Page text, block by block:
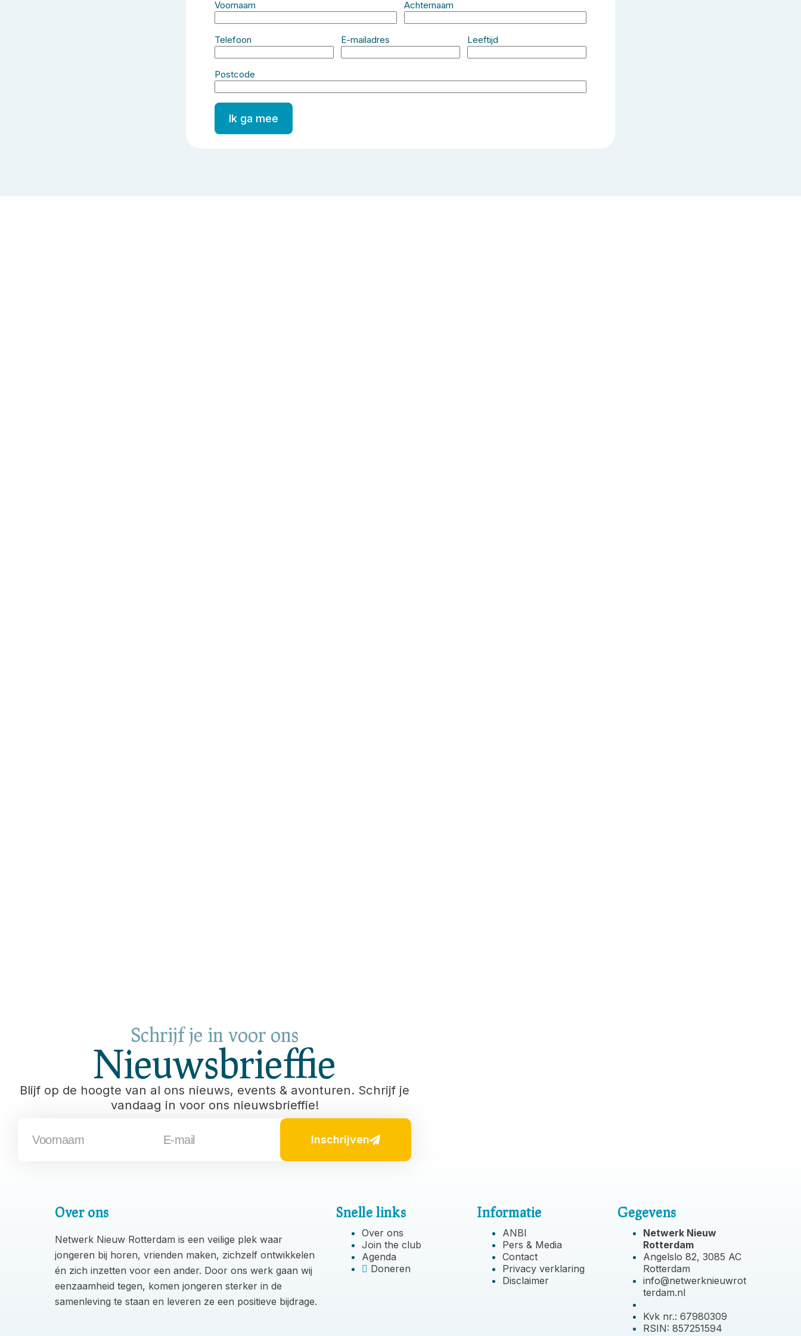
Voornaam Achternaam
Telefoon E-mailadres Leeftijd
Postcode
Ik ga mee
Schrijf je in voor ons
Nieuwsbrieffie
Blijf op de hoogte van al ons nieuws, events & avonturen. Schrijf je
vandaag in voor ons nieuwsbrieffie!
Inschrijven
Over ons
Netwerk Nieuw Rotterdam is een veilige plek waar
jongeren bij horen, vrienden maken, zichzelf ontwikkelen
én zich inzetten voor een ander. Door ons werk gaan wij
eenzaamheid tegen, komen jongeren sterker in de
samenleving te staan en leveren ze een positieve bijdrage.
Snelle links
Over ons
Join the club
Agenda
Doneren
Informatie
ANBI
Pers & Media
Contact
Privacy verklaring
Disclaimer
Gegevens
Netwerk Nieuw
Rotterdam
Angelslo 82, 3085 AC
Rotterdam
info@netwerknieuwrot
terdam.nl
Kvk nr.: 67980309
RSIN: 857251594